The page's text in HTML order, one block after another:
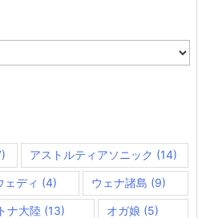
アストルティアソニック (14)
ェディ (4) ウェナ諸島 (9)
ナ大陸 (13) オガ娘 (5)